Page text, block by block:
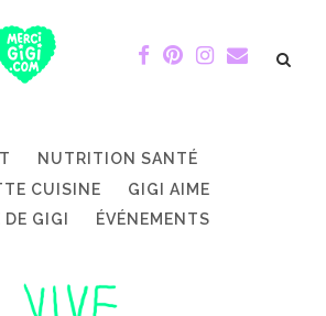
NUTRITION SANTÉ
CUISINE
GIGI AIME
GIGI
ÉVÉNEMENTS